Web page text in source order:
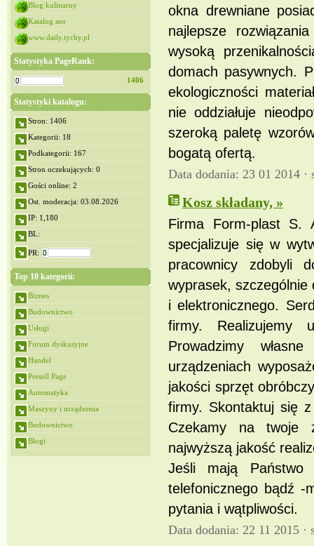
Blog kulinarny
Katalog seo
www.daily.tychy.pl
Statystyka PageRank:
1406
Statystyki katalogu:
Stron: 1406
Kategorii: 18
Podkategorii: 167
Stron oczekujących: 0
Gości online: 2
Ost. moderacja: 03.08.2026
IP: 1,180
BL:
PR:
Top 10 kategorii:
Biznes
Budownictwo
Usługi
Forum dyskusyjne
Handel
Presell Page
Automatyka
Maszyny i urządzenia
Budownictwo
Blogi
okna drewniane
najlepsze
wysoką
domach pasywnych.
ekologiczności
nie oddziałuje
szeroką paletę
bogatą ofertą.
Data dodania: 23 01 2014 ·
Kosz składany, »
Firma Form-plast S.
specjalizuje się w
pracownicy zdobyli
wyprasek, szczególnie
i elektronicznego.
firmy. Realizujemy
Prowadzimy
urządzeniach
jakości sprzęt
firmy. Skontaktuj się
Czekamy na twoje
najwyższą jakość
Jeśli mają Państwo
telefonicznego bądź -
pytania i wątpliwości.
Data dodania: 22 11 2015 ·